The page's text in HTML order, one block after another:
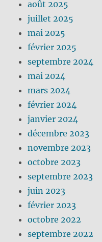
août 2025
juillet 2025
mai 2025
février 2025
septembre 2024
mai 2024
mars 2024
février 2024
janvier 2024
décembre 2023
novembre 2023
octobre 2023
septembre 2023
juin 2023
février 2023
octobre 2022
septembre 2022